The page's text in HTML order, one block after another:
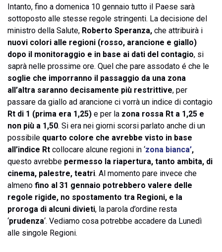
Intanto, fino a domenica 10 gennaio tutto il Paese sarà
sottoposto alle stesse regole stringenti. La decisione del
ministro della Salute, Roberto Speranza, che attribuirà i
nuovi colori alle regioni (rosso, arancione e giallo)
dopo il monitoraggio e in base ai dati del contagio, si
saprà nelle prossime ore. Quel che pare assodato é che le
soglie che imporranno il passaggio da una zona
all’altra saranno decisamente più restrittive, per
passare da giallo ad arancione ci vorrà un indice di contagio
Rt di 1 (prima era 1,25) e per la zona rossa Rt a 1,25 e
non più a 1,50. Si era nei giorni scorsi parlato anche di un
possibile quarto colore che avrebbe visto in base
all’indice Rt collocare alcune regioni in ‘zona bianca’,
questo avrebbe permesso la riapertura, tanto ambita, di
cinema, palestre, teatri. Al momento pare invece che
almeno fino al 31 gennaio potrebbero valere delle
regole rigide, no spostamento tra Regioni, e la
proroga di alcuni divieti, la parola d’ordine resta
‘prudenza‘. Vediamo cosa potrebbe accadere da Lunedì
alle singole Regioni.